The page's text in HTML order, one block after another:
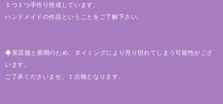
１つ１つ手作り焼成しています。
ハンドメイドの作品ということをご了解下さい。
◆実店舗と展開のため、タイミングにより売り切れてしまう可能性がござ
います。
ご了承くださいませ。１点物となります。